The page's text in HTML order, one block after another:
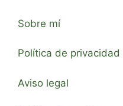
Sobre mí
Política de privacidad
Aviso legal